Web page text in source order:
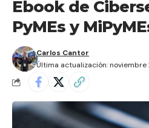
Ebook de
PyMEs y
Última actualización: noviembre
Carlos Cantor